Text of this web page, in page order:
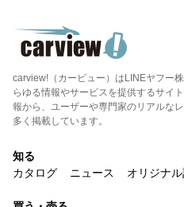
carview!（カービュー）はLINEヤフー
らゆる情報やサービスを提供するサイ
報から、ユーザーや専門家のリアルな
多く掲載しています。
知る
カタログ
ニュース オリジナ